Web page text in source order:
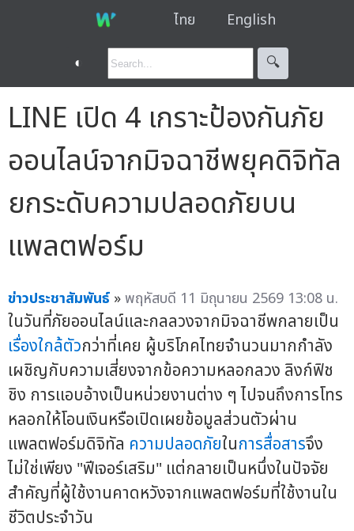
ไทย English
◐ 🔍︎
LINE เปิด 4 เกราะป้องกันภัย
ออนไลน์จากมิจฉาชีพยุคดิจิทัล
ยกระดับความปลอดภัยบน
แพลตฟอร์ม
ข่าวประชาสัมพันธ์ »พฤหัสบดี 11 มิถุนายน 2569 13:08 น.
ในวันที่ภัยออนไลน์และกลลวงจากมิจฉาชีพกลายเป็น
เรื่องใกล้ตัวกว่าที่เคย ผู้บริโภคไทยจำนวนมากกำลัง
เผชิญกับความเสี่ยงจากข้อความหลอกลวง ลิงก์ฟิช
ชิง การแอบอ้างเป็นหน่วยงานต่าง ๆ ไปจนถึงการโทร
หลอกให้โอนเงินหรือเปิดเผยข้อมูลส่วนตัวผ่าน
แพลตฟอร์มดิจิทัล ความปลอดภัยในการสื่อสารจึง
ไม่ใช่เพียง "ฟีเจอร์เสริม" แต่กลายเป็นหนึ่งในปัจจัย
สำคัญที่ผู้ใช้งานคาดหวังจากแพลตฟอร์มที่ใช้งานใน
ชีวิตประจำวัน